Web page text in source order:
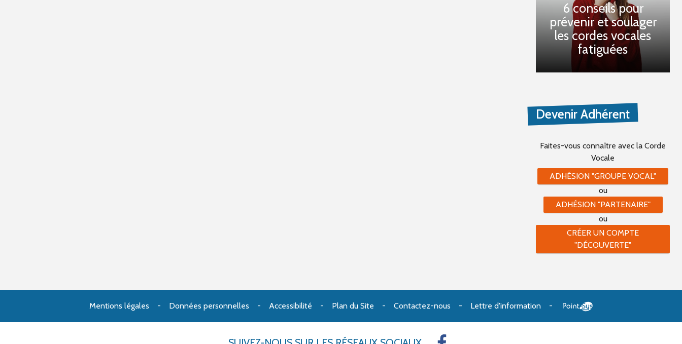
6 conseils pour
prévenir et soulager
les cordes vocales
fatiguées
Devenir Adhérent
Faites-vous connaître avec la Corde
Vocale
ADHÉSION "GROUPE VOCAL"
ou
ADHÉSION "PARTENAIRE"
ou
CRÉER UN COMPTE
"DÉCOUVERTE"
Mentions légales Données personnelles Accessibilité Plan du Site Contactez-nous Lettre d'information